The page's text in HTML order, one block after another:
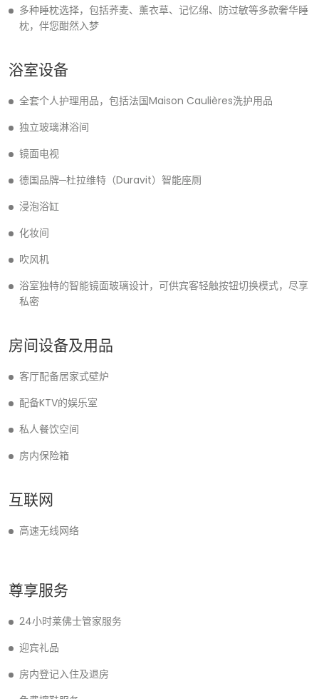
多种睡枕选择，包括荞麦、薰衣草、记忆绵、防过敏等多款奢华睡
枕，伴您酣然入梦
浴室设备
全套个人护理用品，包括法国Maison Caulières洗护用品
独立玻璃淋浴间
镜面电视
德国品牌─杜拉维特（Duravit）智能座厕
浸泡浴缸
化妆间
吹风机
浴室独特的智能镜面玻璃设计，可供宾客轻触按钮切换模式，尽享
私密
房间设备及用品
客厅配备居家式壁炉
配备KTV的娱乐室
私人餐饮空间
房内保险箱
互联网
高速无线网络
尊享服务
24小时莱佛士管家服务
迎宾礼品
房内登记入住及退房